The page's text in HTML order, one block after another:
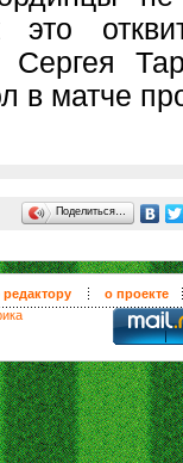
это
в матче
Поделиться…
о проекте